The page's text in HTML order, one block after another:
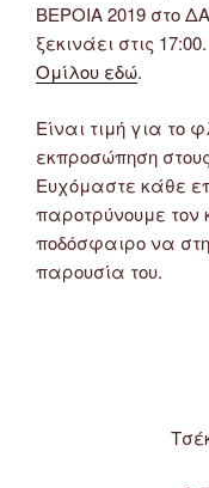
ΒΕΡΟΙΑ 2019 στο
ξεκινάει στις 17:00.
Ομίλου εδώ.
Είναι τιμή για το
εκπροσώπηση
Ευχόμαστε κάθε
παροτρύνουμε
ποδόσφαιρο να
παρουσία του.